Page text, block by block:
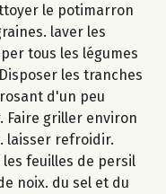
le potimarron
laver les
tous les légumes
les tranches
d'un peu
Faire griller environ
laisser refroidir.
feuilles de persil
noix. du sel et du